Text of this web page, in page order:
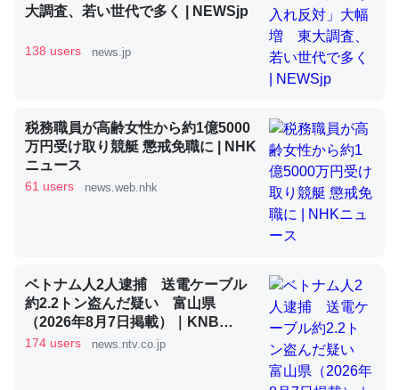
利だから両方が拮抗してるのでは」とあって面白い。海に
いる鋏角類（カブトガニ・ウミグモ）はカルシウムを使わ
ずキチンを強化してる筈だが、酵素が違うのか？
─ニュース :: 【研究発表】昆虫学の大問題＝「昆虫はなぜ海にいな
これを元に考えるとカルシウムを大量に使う脊椎動物と貝
類は苦労してるんだな…。腹足類だと殻を無くしてナメク
─ニュース :: 【研究発表】昆虫学の大問題＝「昆虫はなぜ海にいな
大調査、若い世代で多く | NEWSjp
138 users news.jp
税務職員が高齢女性から約1億5000
万円受け取り競艇 懲戒免職に | NHK
ニュース
61 users news.web.nhk
ベトナム人2人逮捕 送電ケーブル
約2.2トン盗んだ疑い 富山県
（2026年8月7日掲載）｜KNB
NEWS NNN
174 users news.ntv.co.jp